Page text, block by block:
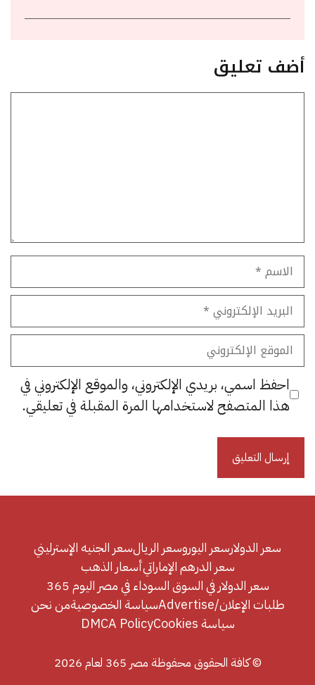
أضف تعليق
الاسم
البريد
الإلكتروني
الموقع
الإلكتروني
احفظ اسمي، بريدي الإلكتروني، والموقع الإلكتروني في
هذا المتصفح لاستخدامها المرة المقبلة في تعليقي.
سعر الدولارسعر اليوروسعر الريالسعر الجنيه الإسترليني
سعر الدرهم الإماراتيأسعار الذهب
سعر الدولار في السوق السوداء في مصر اليوم 365
طلبات الإعلان/Advertise
سياسة الخصوصيةمن نحن
سياسة Cookies
DMCA Policy
© كافة الحقوق محفوظة مصر 365 لعام 2026